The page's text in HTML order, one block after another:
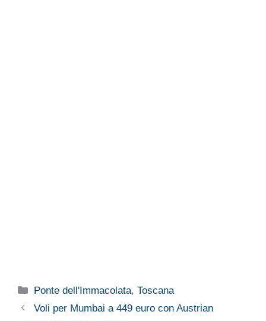
Categorie
Ponte dell'Immacolata,Toscana
Voli per Mumbai a 449 euro con Austrian